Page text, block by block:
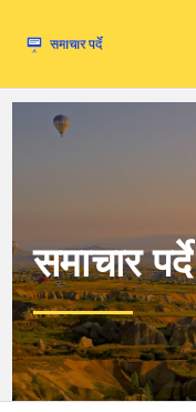
समाचार पर्दे